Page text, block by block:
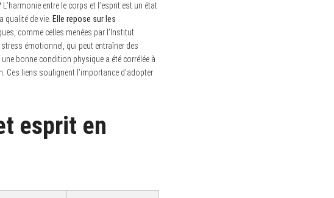
L’harmonie entre le corps et l’esprit est un état
qualité de vie. Elle repose sur les
comme celles menées par l’Institut
émotionnel, qui peut entraîner des
bonne condition physique a été corrélée à
Ces liens soulignent l’importance d’adopter
esprit en